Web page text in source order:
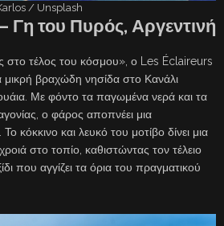
/ Unsplash
Γη του Πυρός, Αργεντινή
στο τέλος του κόσμου», ο Les Éclaireurs
μικρή βραχώδη νησίδα στο Κανάλι
Με φόντο τα παγωμένα νερά και τα
ο φάρος αποπνέει μια
κόκκινο και λευκό του μοτίβο δίνει μια
στο τοπίο, καθιστώντας τον τέλειο
που αγγίζει τα όρια του πραγματικού